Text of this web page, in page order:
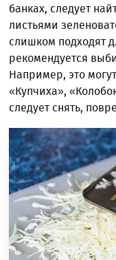
банках, следует
листьями
слишком подходят
рекомендуется
Например, это
«Купчиха»,
следует снять,